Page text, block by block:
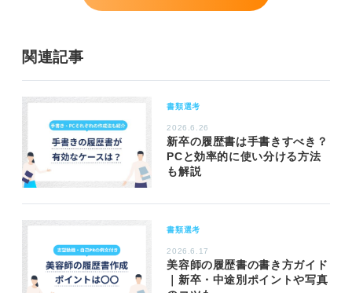
関連記事
書類選考
2026.6.26
新卒の履歴書は手書きすべき？
PCと効率的に使い分ける方法
も解説
書類選考
2026.6.17
美容師の履歴書の書き方ガイド
｜新卒・中途別ポイントや写真